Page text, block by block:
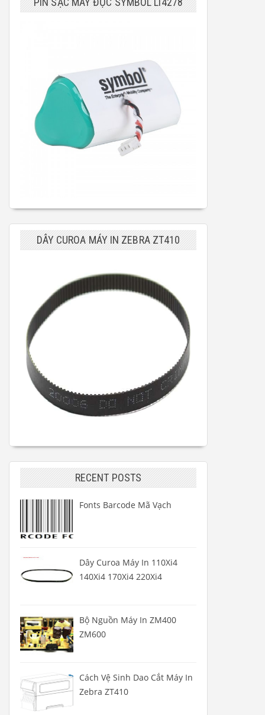
DÂY CUROA MÁY IN ZEBRA ZT410
RECENT POSTS
Fonts Barcode Mã Vạch
Dây Curoa Máy In 110Xi4
140Xi4 170Xi4 220Xi4
Bộ Nguồn Máy In ZM400
ZM600
Cách Vệ Sinh Dao Cắt Máy In
Zebra ZT410